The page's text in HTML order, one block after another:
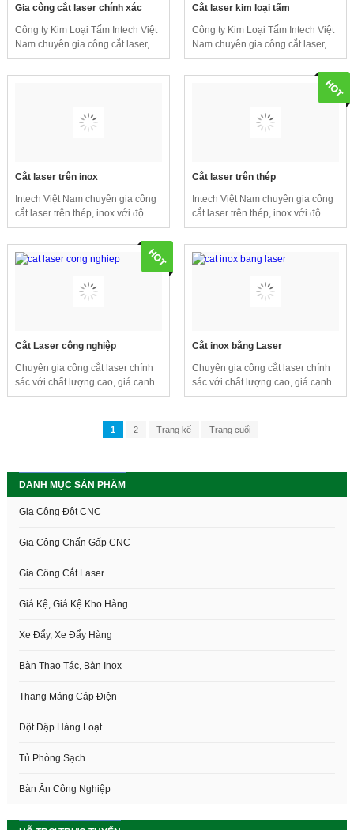
Gia công cắt laser chính xác
Công ty Kim Loại Tấm Intech Việt
Nam chuyên gia công cắt laser,
gia công kim loại tấm,,... với độ
chính xác cao. Kỹ thuật gia công
Cắt laser kim loại tấm
Công ty Kim Loại Tấm Intech Việt
Nam chuyên gia công cắt laser,
gia công kim loại tấm,,... với độ
chính xác cao. Kỹ thuật gia công
Cắt laser trên inox
Intech Việt Nam chuyên gia công
cắt laser trên thép, inox với độ
chính xác cao luôn đảm bảo yêu
cầu của khách hàng.
Cắt laser trên thép
Intech Việt Nam chuyên gia công
cắt laser trên thép, inox với độ
chính xác cao luôn đảm bảo yêu
cầu của khách hàng.
Cắt Laser công nghiệp
Chuyên gia công cắt laser chính
sác với chất lượng cao, giá cạnh
tranh và giao hàng nhanh.Gia
như: Sắt- thép , Inox , Mica, Ván-
gỗ, nhôm và các vật tư phi kim
Cắt inox bằng Laser
Chuyên gia công cắt laser chính
sác với chất lượng cao, giá cạnh
tranh và giao hàng nhanh.Gia
như: Sắt- thép , Inox , Mica, Ván-
1 2 Trang kế Trang cuối
DANH MỤC SẢN PHẨM
Gia Công Đột CNC
Gia Công Chấn Gấp CNC
Gia Công Cắt Laser
Giá Kệ, Giá Kệ Kho Hàng
Xe Đẩy, Xe Đẩy Hàng
Bàn Thao Tác, Bàn Inox
Thang Máng Cáp Điện
Đột Dập Hàng Loạt
Tủ Phòng Sạch
Bàn Ăn Công Nghiệp